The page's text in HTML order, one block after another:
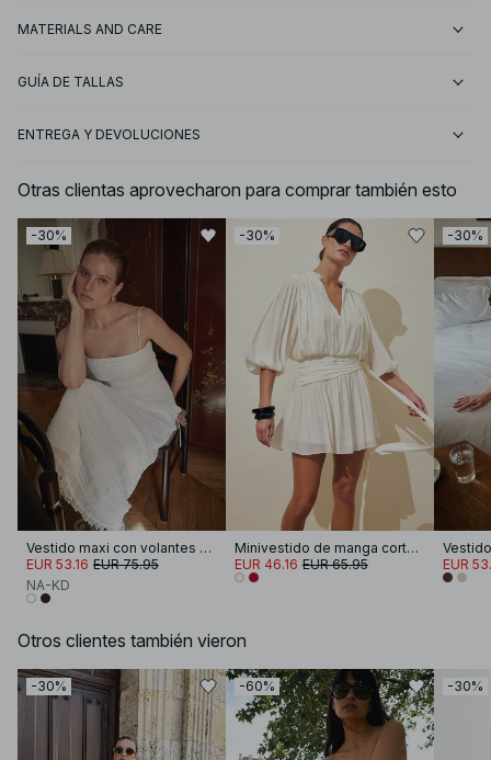
MATERIALS AND CARE
GUÍA DE TALLAS
ENTREGA Y DEVOLUCIONES
Otras clientas aprovecharon para comprar también esto
-30%
Vestido maxi con volantes y smocks
EUR 53.16 EUR 75.95
NA-KD
-30%
Minivestido de manga corta con cintura atada
EUR 46.16 EUR 65.95
-30%
EUR
Otros clientes también vieron
-30% -60% -30%